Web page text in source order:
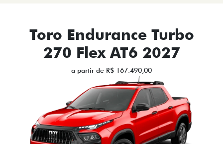
Toro Endurance Turbo
270 Flex AT6 2027
a partir de R$ 167.490,00